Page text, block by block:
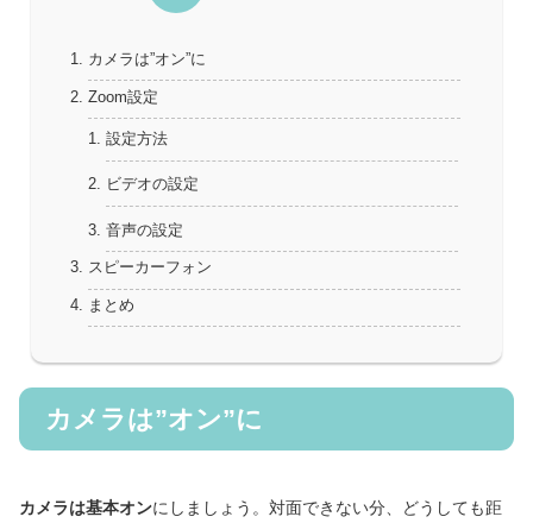
カメラは”オン”に
Zoom設定
設定方法
ビデオの設定
音声の設定
スピーカーフォン
まとめ
カメラは”オン”に
カメラは基本オンにしましょう。対面できない分、どうしても距